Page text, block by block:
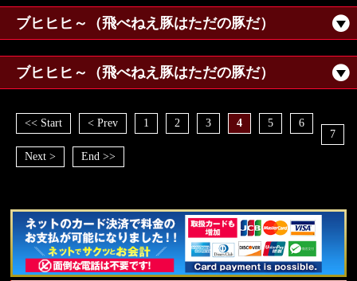
ブヒヒヒ～（飛べねえ豚はただの豚だ）
ブヒヒヒ～（飛べねえ豚はただの豚だ）
<< Start < Prev 1 2 3 4 5
6
7
Next >
End >>